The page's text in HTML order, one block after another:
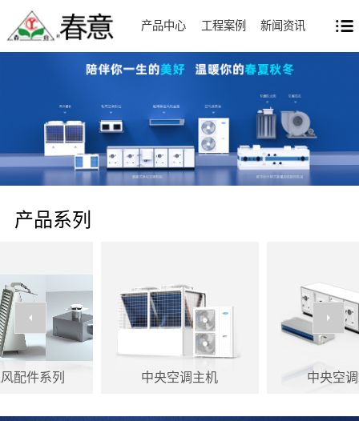
产品中心 工程案例 新闻资讯
产品系列
配件系列 中央空调主机 中央空